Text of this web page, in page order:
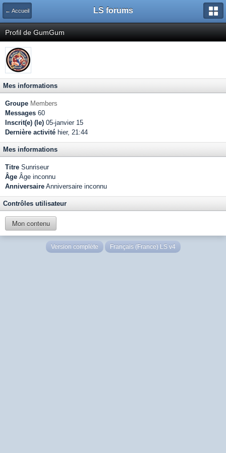
← Accueil LS forums
Profil de GumGum
Mes informations
Groupe Members
Messages 60
Inscrit(e) (le) 05-janvier 15
Dernière activité hier, 21:44
Mes informations
Titre Sunriseur
Âge Âge inconnu
Anniversaire Anniversaire inconnu
Contrôles utilisateur
Mon contenu
Version complète Français (France) LS v4